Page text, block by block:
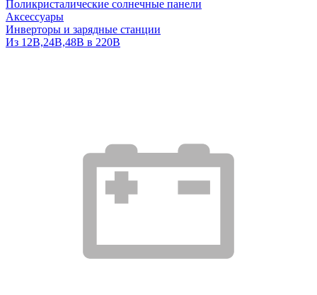
Поликристалические солнечные панели
Аксессуары
Инверторы и зарядные станции
Из 12В,24В,48В в 220В